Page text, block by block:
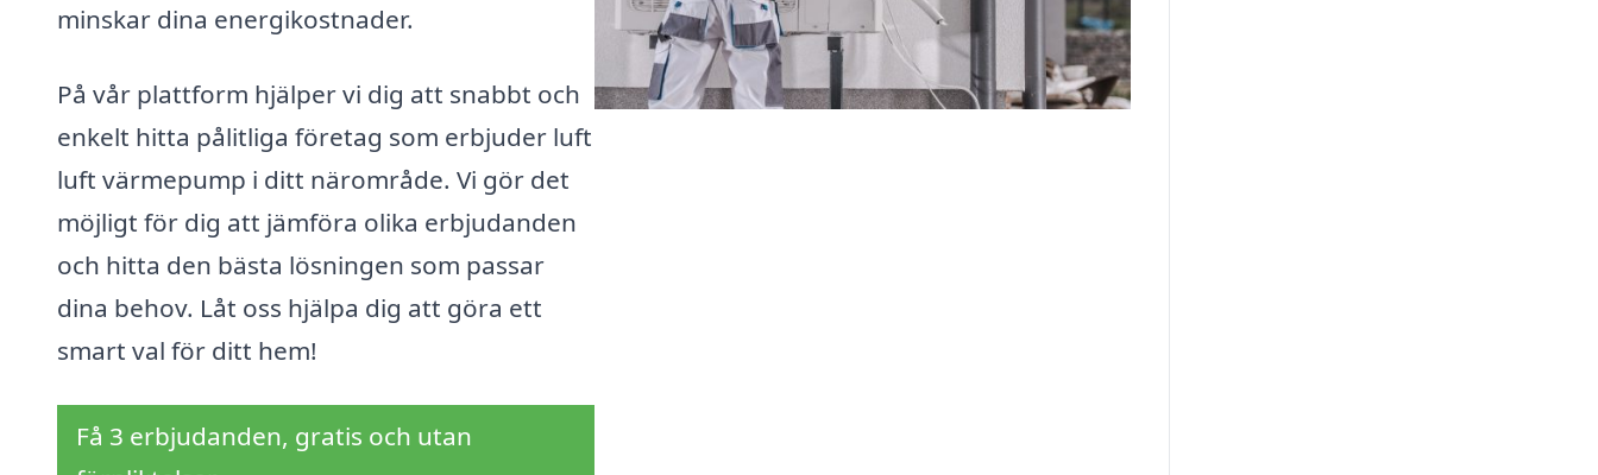
minskar dina energikostnader.
På vår plattform hjälper vi dig att snabbt och
enkelt hitta pålitliga företag som erbjuder luft
luft värmepump i ditt närområde. Vi gör det
möjligt för dig att jämföra olika erbjudanden
och hitta den bästa lösningen som passar
dina behov. Låt oss hjälpa dig att göra ett
smart val för ditt hem!
Få 3 erbjudanden, gratis och utan